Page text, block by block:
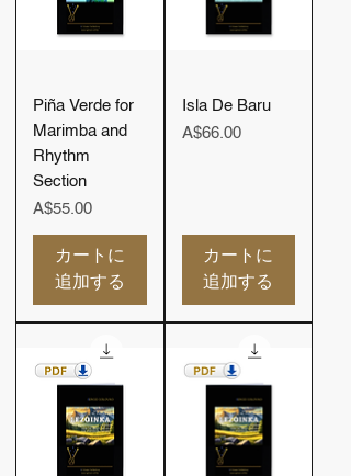
Piña Verde for
Marimba and
Rhythm
Section
価格
A$55.00
カートに
追加する
Isla De Baru
価格
A$66.00
カートに
追加する